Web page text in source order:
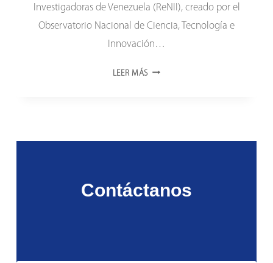
Investigadoras de Venezuela (ReNII), creado por el
Observatorio Nacional de Ciencia, Tecnología e
Innovación…
LEER MÁS EL
RECITVEN
Contáctanos